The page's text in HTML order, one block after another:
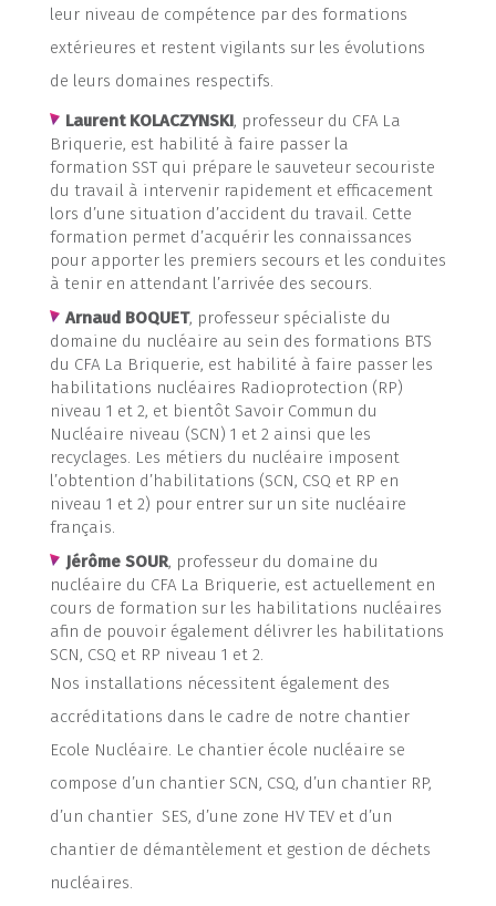
leur niveau de compétence par des formations
extérieures et restent vigilants sur les évolutions
de leurs domaines respectifs.
Laurent KOLACZYNSKI, professeur du CFA La
Briquerie, est habilité à faire passer la
formation SST qui prépare le sauveteur secouriste
du travail à intervenir rapidement et efficacement
lors d’une situation d’accident du travail. Cette
formation permet d’acquérir les connaissances
pour apporter les premiers secours et les conduites
à tenir en attendant l’arrivée des secours.
Arnaud BOQUET, professeur spécialiste du
domaine du nucléaire au sein des formations BTS
du CFA La Briquerie, est habilité à faire passer les
habilitations nucléaires Radioprotection (RP)
niveau 1 et 2, et bientôt Savoir Commun du
Nucléaire niveau (SCN) 1 et 2 ainsi que les
recyclages. Les métiers du nucléaire imposent
l’obtention d’habilitations (SCN, CSQ et RP en
niveau 1 et 2) pour entrer sur un site nucléaire
français.
Jérôme SOUR, professeur du domaine du
nucléaire du CFA La Briquerie, est actuellement en
cours de formation sur les habilitations nucléaires
afin de pouvoir également délivrer les habilitations
SCN, CSQ et RP niveau 1 et 2.
Nos installations nécessitent également des
accréditations dans le cadre de notre chantier
Ecole Nucléaire. Le chantier école nucléaire se
compose d’un chantier SCN, CSQ, d’un chantier RP,
d’un chantier SES, d’une zone HV TEV et d’un
chantier de démantèlement et gestion de déchets
nucléaires.